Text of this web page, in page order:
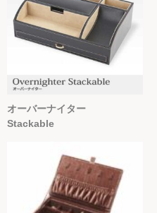
オーバーナイター
Stackable